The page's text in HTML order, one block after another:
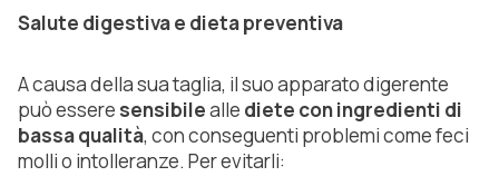
Salute digestiva e dieta preventiva
A causa della sua taglia, il suo apparato digerente
può essere sensibilealle diete con ingredienti di
bassa qualità, con conseguenti problemi come feci
molli o intolleranze. Per evitarli: